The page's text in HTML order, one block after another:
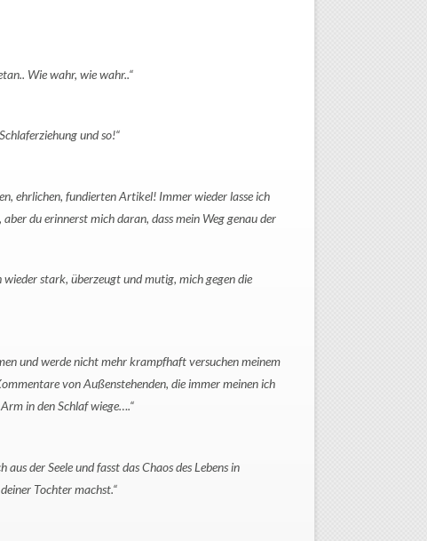
Wie wahr, wie wahr..“
und so!“
ehrlichen, fundierten Artikel! Immer wieder lasse ich
du erinnerst mich daran, dass mein Weg genau der
stark, überzeugt und mutig, mich gegen die
und werde nicht mehr krampfhaft versuchen meinem
von Außenstehenden, die immer meinen ich
in den Schlaf wiege….“
der Seele und fasst das Chaos des Lebens in
Tochter machst.“